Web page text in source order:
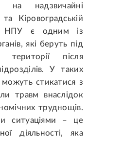
на надзвичайні
Кіровоградській
НПУ є одним із
які беруть під
території після
У таких
можуть стикатися з
травм внаслідок
труднощів.
ситуаціями – це
діяльності, яка